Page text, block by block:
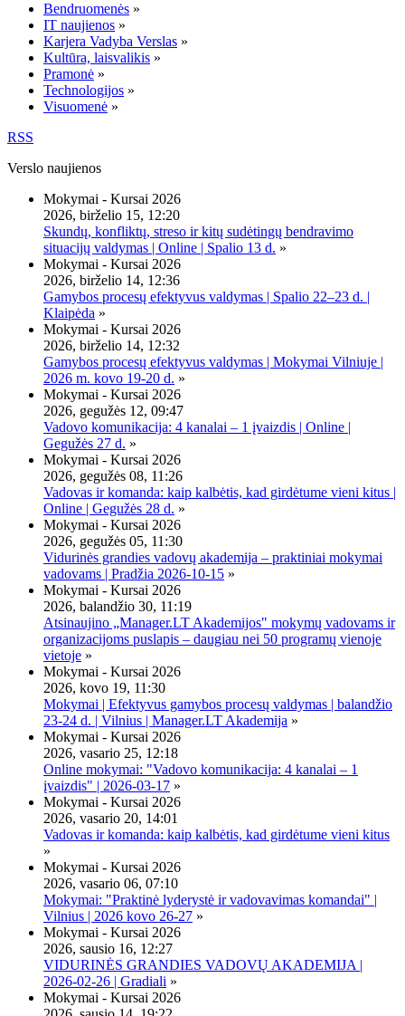
Bendruomenės »
IT naujienos »
Karjera Vadyba Verslas »
Kultūra, laisvalikis »
Pramonė »
Technologijos »
Visuomenė »
RSS
Verslo naujienos
Mokymai - Kursai 2026
2026, birželio 15, 12:20
Skundų, konfliktų, streso ir kitų sudėtingų bendravimo
situacijų valdymas | Online | Spalio 13 d. »
Mokymai - Kursai 2026
2026, birželio 14, 12:36
Gamybos procesų efektyvus valdymas | Spalio 22–23 d. |
Klaipėda »
Mokymai - Kursai 2026
2026, birželio 14, 12:32
Gamybos procesų efektyvus valdymas | Mokymai Vilniuje |
2026 m. kovo 19-20 d. »
Mokymai - Kursai 2026
2026, gegužės 12, 09:47
Vadovo komunikacija: 4 kanalai – 1 įvaizdis | Online |
Gegužės 27 d. »
Mokymai - Kursai 2026
2026, gegužės 08, 11:26
Vadovas ir komanda: kaip kalbėtis, kad girdėtume vieni kitus |
Online | Gegužės 28 d. »
Mokymai - Kursai 2026
2026, gegužės 05, 11:30
Vidurinės grandies vadovų akademija – praktiniai mokymai
vadovams | Pradžia 2026-10-15 »
Mokymai - Kursai 2026
2026, balandžio 30, 11:19
Atsinaujino „Manager.LT Akademijos" mokymų vadovams ir
organizacijoms puslapis – daugiau nei 50 programų vienoje
vietoje »
Mokymai - Kursai 2026
2026, kovo 19, 11:30
Mokymai | Efektyvus gamybos procesų valdymas | balandžio
23-24 d. | Vilnius | Manager.LT Akademija »
Mokymai - Kursai 2026
2026, vasario 25, 12:18
Online mokymai: "Vadovo komunikacija: 4 kanalai – 1
įvaizdis" | 2026-03-17 »
Mokymai - Kursai 2026
2026, vasario 20, 14:01
Vadovas ir komanda: kaip kalbėtis, kad girdėtume vieni kitus
»
Mokymai - Kursai 2026
2026, vasario 06, 07:10
Mokymai: "Praktinė lyderystė ir vadovavimas komandai" |
Vilnius | 2026 kovo 26-27 »
Mokymai - Kursai 2026
2026, sausio 16, 12:27
VIDURINĖS GRANDIES VADOVŲ AKADEMIJA |
2026-02-26 | Gradiali »
Mokymai - Kursai 2026